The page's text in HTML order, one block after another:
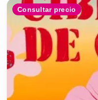
Consultar precio